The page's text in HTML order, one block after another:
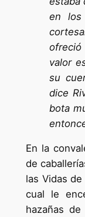
en los
valor
su
dice
bota
En la
de
las Vidas
cual le
hazañas